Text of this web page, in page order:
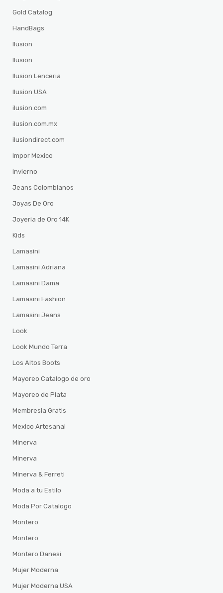
Gold Catalog
HandBags
Ilusion
Ilusion
Ilusion Lenceria
Ilusion USA
ilusion.com
ilusion.com.mx
ilusiondirect.com
Impor Mexico
Invierno
Jeans Colombianos
Joyas De Oro
Joyeria de Oro 14K
Kids
Lamasini
Lamasini Adriana
Lamasini Dama
Lamasini Fashion
Lamasini Jeans
Look
Look Mundo Terra
Los Altos Boots
Mayoreo Catalogo de oro
Mayoreo de Plata
Membresia Gratis
Mexico Artesanal
Minerva
Minerva
Minerva & Ferreti
Moda a tu Estilo
Moda Por Catalogo
Montero
Montero
Montero Danesi
Mujer Moderna
Mujer Moderna USA